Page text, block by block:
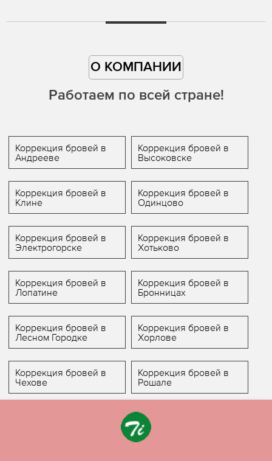
О КОМПАНИИ
Работаем по всей стране!
Коррекция бровей в
Андрееве
Коррекция бровей в
Высоковске
Коррекция бровей в
Клине
Коррекция бровей в
Одинцово
Коррекция бровей в
Электрогорске
Коррекция бровей в
Хотьково
Коррекция бровей в
Лопатине
Коррекция бровей в
Бронницах
Коррекция бровей в
Лесном Городке
Коррекция бровей в
Хорлове
Коррекция бровей в
Чехове
Коррекция бровей в
Рошале